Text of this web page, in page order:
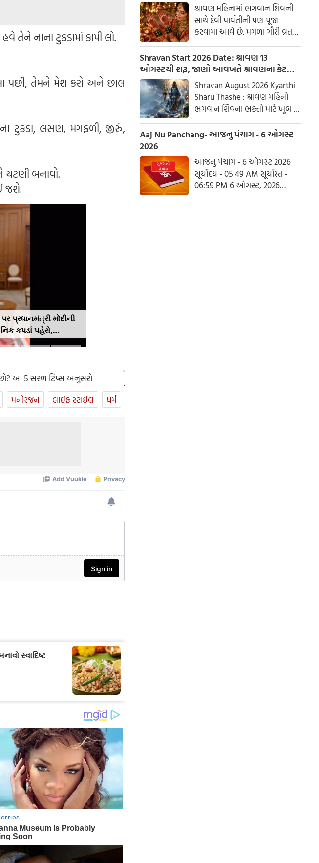
તેને નાના ટુકડામાં કાપી લો.
પછી, તેમને મેશ કરો અને છાલ
ટુકડા, લસણ, મગફળી, જીરું,
બનાવો.
જશે.
પ્રધાનમંત્રી મોદીની
કપડાં પહેરો,
આ 5 સરળ ટિપ્સ અનુસરો
મનોરંજન લાઈફ સ્ટાઈલ ધર્મ
શ્રાવણ મહિનામાં ભગવાન શિવની
સાથે દેવી પાર્વતીની પણ પૂજા
કરવામાં આવે છે. મંગળા ગૌરી વ્રત
અને હરિયાળી તીજ જેવા પ્રસંગોએ
મહેંદી લગાવવી અને લીલા રંગના
કપડાં પહેરવા એ પતિના લાંબા
માટે શુભ માનવામાં આવે છે.
આપણી પરંપરાઓમાં, સ્ત્રીઓને
પ્રકૃતિનું સ્વરૂપ માનવામાં આવે છે.
Shravan Start 2026 Date: શ્રાવણ 13
ઓગસ્ટથી શરૂ, જાણો આવખતે શ્રાવણના કેટલા
સોમવાર રહેશે
Shravan August 2026 Kyarthi
Sharu Thashe : શ્રાવણ મહિનો
ભગવાન શિવના ભક્તો માટે ખૂબ જ
ખાસ છે. આ મહિનામાં ભગવાન
શિવની પૂજા કરવાથી ઈચ્છાઓ
ઝડપથી પૂર્ણ થાય છે. ધાર્મિક
માન્યતાઓ અનુસાર, ભગવાન શિવે
આ મહિનામાં દેવી પાર્વતીને પોતાની
પત્ની તરીકે સ્વીકાર્યા હતા. ચાલો
જાણીએ કે આ વર્ષે શ્રાવણમાં કેટલા
Aaj Nu Panchang- આજનુ પંચાગ - 6 ઓગસ્ટ
2026
આજનુ પંચાગ - 6 ઓગસ્ટ 2026
સૂર્યોદય - 05:49 AM સૂર્યાસ્ત -
06:59 PM 6 ઓગસ્ટ, 2026